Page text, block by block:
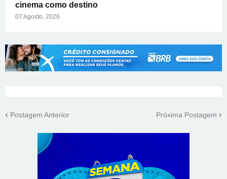
cinema como destino
07 Agosto, 2026
Postagem Anterior Próxima Postagem